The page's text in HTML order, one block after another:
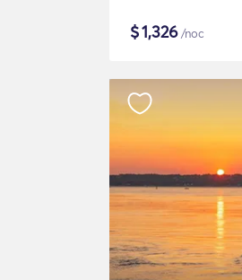
$1,326/noc